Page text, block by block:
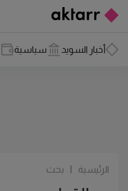
أخبار السويد سياسية
الرئيسية بحث